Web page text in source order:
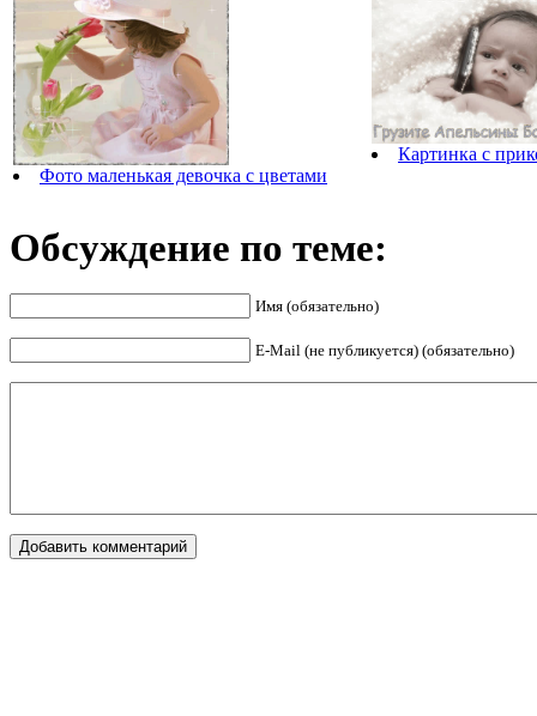
Фото маленькая девочка с цветами
Картинка с
Обсуждение по теме:
Имя (обязательно)
E-Mail (не публикуется) (обязательно)